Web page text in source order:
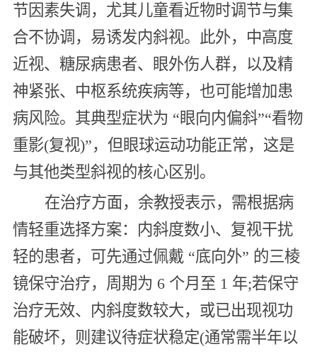
节因素失调，尤其儿童看近物时调节与集
合不协调，易诱发内斜视。此外，中高度
近视、糖尿病患者、眼外伤人群，以及精
神紧张、中枢系统疾病等，也可能增加患
病风险。其典型症状为 “眼向内偏斜”“看物
重影(复视)”，但眼球运动功能正常，这是
与其他类型斜视的核心区别。
在治疗方面，余教授表示，需根据病
情轻重选择方案：内斜度数小、复视干扰
轻的患者，可先通过佩戴 “底向外” 的三棱
镜保守治疗，周期为 6 个月至 1 年;若保守
治疗无效、内斜度数较大，或已出现视功
能破坏，则建议待症状稳定(通常需半年以